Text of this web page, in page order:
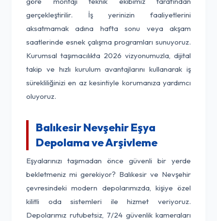
gerçekleştirilir. İş yerinizin faaliyetlerini
aksatmamak adına hafta sonu veya akşam
saatlerinde esnek çalışma programları sunuyoruz.
Kurumsal taşımacılıkta 2026 vizyonumuzla, dijital
takip ve hızlı kurulum avantajlarını kullanarak iş
sürekliliğinizi en az kesintiyle korumanıza yardımcı
oluyoruz.
Balıkesir Nevşehir Eşya
Depolama ve Arşivleme
Eşyalarınızı taşımadan önce güvenli bir yerde
bekletmeniz mi gerekiyor? Balıkesir ve Nevşehir
çevresindeki modern depolarımızda, kişiye özel
kilitli oda sistemleri ile hizmet veriyoruz.
Depolarımız rutubetsiz, 7/24 güvenlik kameraları